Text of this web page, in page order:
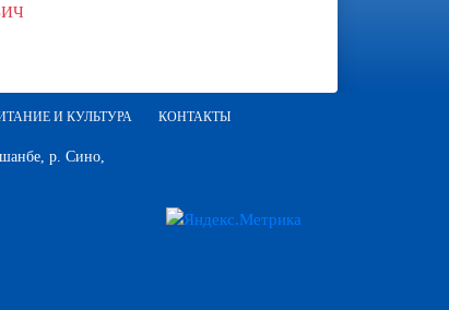
И КУЛЬТУРА КОНТАКТЫ
р. Сино,